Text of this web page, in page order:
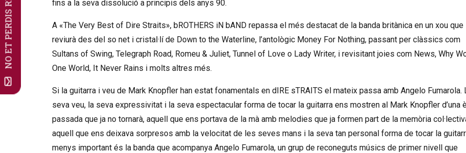
NO ET PERDIS RES!
fins a la seva dissolució a principis dels anys 90.
A «The Very Best of Dire Straits», bROTHERS iN bAND repassa el més destacat de la banda britànica en un xou que
reviurà des del so net i cristal·lí de Down to the Waterline, l’antològic Money For Nothing, passant per clàssics com
Sultans of Swing, Telegraph Road, Romeu & Juliet, Tunnel of Love o Lady Writer, i revisitant joies com News, Why
One World, It Never Rains i molts altres més.
Si la guitarra i veu de Mark Knopfler han estat fonamentals en dIRE sTRAITS el mateix passa amb Angelo Fumarola.
seva veu, la seva expressivitat i la seva espectacular forma de tocar la guitarra ens mostren al Mark Knopfler d’una
passada que ja no tornarà, aquell que ens portava de la mà amb melodies que ja formen part de la memòria
aquell que ens deixava sorpresos amb la velocitat de les seves mans i la seva tan personal forma de tocar la
menys important és la banda que acompanya Angelo Fumarola, un grup de reconeguts músics de primer nivell que